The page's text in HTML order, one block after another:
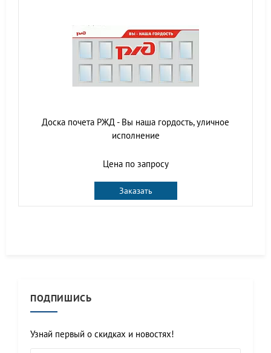
ПОДПИШИСЬ
Узнай первый о скидках и новостях!
Доска почета РЖД - Вы наша гордость, уличное
исполнение
Цена по запросу
Заказать